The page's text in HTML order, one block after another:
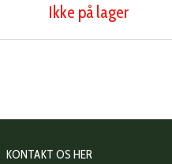
Ikke på lager
KONTAKT OS HER